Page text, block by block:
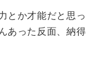
とか才能だと思っ
あった反面、納得